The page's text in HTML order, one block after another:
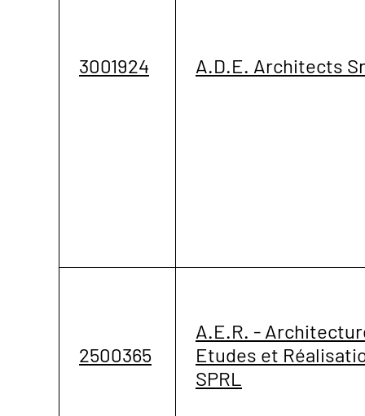
3001924 A.D.E. Architects
2500365
A.E.R. -
Etudes et
SPRL